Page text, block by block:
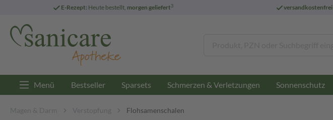
E-Rezept: Heute bestellt, morgen geliefert3 versandkostenfrei
Menü Bestseller Sparsets Schmerzen & Verletzungen Sonnenschutz
Magen & Darm Verstopfung Flohsamenschalen